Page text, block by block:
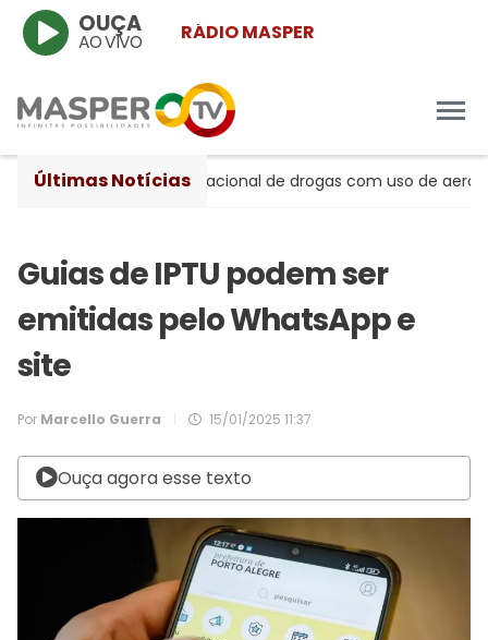
RÁDIO MASPER
OUÇA
AO VIVO
Últimas Notícias
de tráfico internacional de drogas com uso de aeronaves
Guias de IPTU podem ser
emitidas pelo WhatsApp e
site
Por Marcello Guerra 15/01/2025 11:37
Ouça agora esse texto